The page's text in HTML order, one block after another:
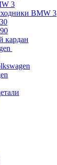
3
BMW 3
кардан